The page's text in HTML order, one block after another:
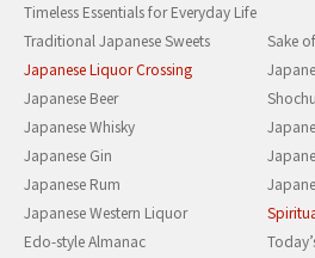
Timeless Essentials for Everyday Life
Traditional Japanese Sweets
Sake
Japanese Liquor Crossing
Japanese Beer
Shochu
Japanese Whisky
Japanese Gin
Japanese Rum
Japanese Western Liquor
Edo-style Almanac